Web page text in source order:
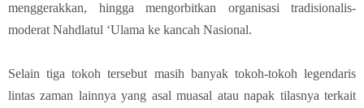
menggerakkan, hingga mengorbitkan organisasi tradisionalis-
moderat Nahdlatul ‘Ulama ke kancah Nasional.
Selain tiga tokoh tersebut masih banyak tokoh-tokoh legendaris
lintas zaman lainnya yang asal muasal atau napak tilasnya terkait